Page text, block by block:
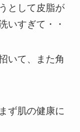
として皮脂が
いすぎて・・
いて、また角
ず肌の健康に